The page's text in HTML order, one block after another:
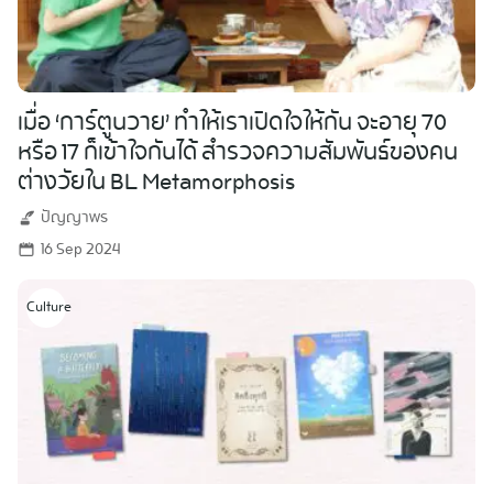
เมื่อ ‘การ์ตูนวาย’ ทำให้เราเปิดใจให้กัน จะอายุ 70
หรือ 17 ก็เข้าใจกันได้ สำรวจความสัมพันธ์ของคน
ต่างวัยใน BL Metamorphosis
ปัญญาพร
16 Sep 2024
Culture